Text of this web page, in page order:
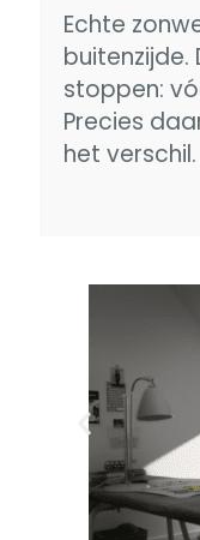
Echte
buitenzijde.
stoppen:
Precies
het verschil.